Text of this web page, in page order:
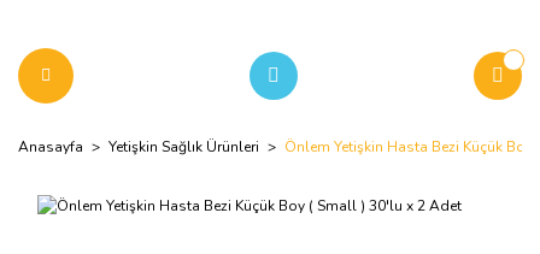
Anasayfa Yetişkin Sağlık Ürünleri Önlem Yetişkin Hasta Bezi Küçük